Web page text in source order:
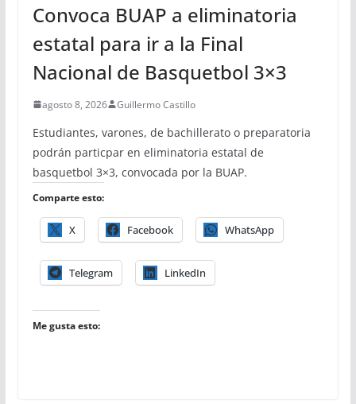
Convoca BUAP a eliminatoria
estatal para ir a la Final
Nacional de Basquetbol 3×3
agosto 8, 2026 Guillermo Castillo
Estudiantes, varones, de bachillerato o preparatoria
podrán particpar en eliminatoria estatal de
basquetbol 3×3, convocada por la BUAP.
Comparte esto:
X Facebook WhatsApp
Telegram LinkedIn
Me gusta esto: